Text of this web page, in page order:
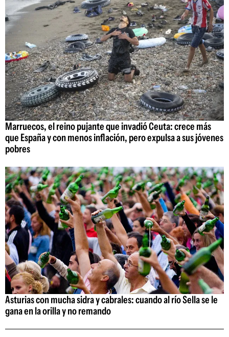
Marruecos, el reino pujante que invadió Ceuta: crece más
que España y con menos inflación, pero expulsa a sus jóvenes
pobres
Asturias con mucha sidra y cabrales: cuando al río Sella se le
gana en la orilla y no remando